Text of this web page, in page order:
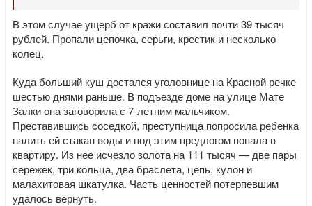
В этом случае ущерб от кражи составил почти 39 тысяч
рублей. Пропали цепочка, серьги, крестик и несколько
колец.
Куда больший куш достался уголовнице на Красной речке
шестью днями раньше. В подъезде доме на улице Мате
Залки она заговорила с 7-летним мальчиком.
Преставившись соседкой, преступница попросила ребенка
налить ей стакан воды и под этим предлогом попала в
квартиру. Из нее исчезло золота на 111 тысяч — две пары
сережек, три кольца, два браслета, цепь, кулон и
малахитовая шкатулка. Часть ценностей потерпевшим
удалось вернуть.